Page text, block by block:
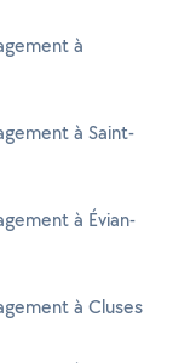
à
à Saint-
à Évian-
à Cluses